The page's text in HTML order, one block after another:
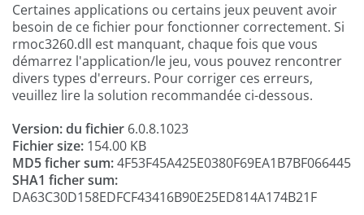
Certaines applications ou certains jeux peuvent avoir
besoin de ce fichier pour fonctionner correctement. Si
rmoc3260.dll est manquant, chaque fois que vous
démarrez l'application/le jeu, vous pouvez rencontrer
divers types d'erreurs. Pour corriger ces erreurs,
veuillez lire la solution recommandée ci-dessous.
Version: du fichier 6.0.8.1023
Fichier size: 154.00 KB
MD5 ficher sum:4F53F45A425E0380F69EA1B7BF066445
SHA1 ficher sum:
DA63C30D158EDFCF43416B90E25ED814A174B21F